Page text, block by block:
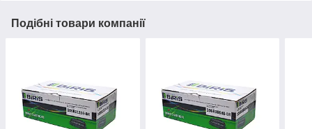
Подібні товари компанії